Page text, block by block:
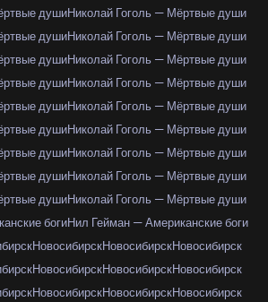
душиНиколай Гоголь — Мёртвые души
душиНиколай Гоголь — Мёртвые души
душиНиколай Гоголь — Мёртвые души
душиНиколай Гоголь — Мёртвые души
душиНиколай Гоголь — Мёртвые души
душиНиколай Гоголь — Мёртвые души
душиНиколай Гоголь — Мёртвые души
душиНиколай Гоголь — Мёртвые души
душиНиколай Гоголь — Мёртвые души
богиНил Гейман — Американские боги
НовосибирскНовосибирскНовосибирск
НовосибирскНовосибирскНовосибирск
НовосибирскНовосибирскНовосибирск